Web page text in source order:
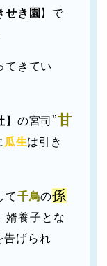
せき園 】で
てきてい
】の宮司 ”甘
瓜生は引き
て千鳥の孫
婿養子とな
告げられ